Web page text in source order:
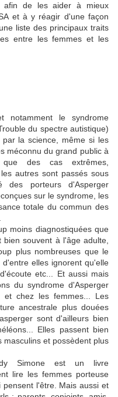
afin de les aider à mieux
et à y réagir d'une façon
liste des principaux traits
entre les femmes et les
notamment le syndrome
du spectre autistique)
la science, même si les
méconnu du grand public à
des cas extrêmes,
autres sont passés sous
porteurs d'Asperger
sur le syndrome, les
totale du commun des
moins diagnostiquées que
souvent à l'âge adulte,
plus nombreuses que le
elles ignorent qu'elle
etc... Et aussi mais
du syndrome d'Asperger
et chez les femmes... Les
ancestrale plus douées
sont d'ailleurs bien
Elles passent bien
et possèdent plus
Simone est un livre
lire les femmes porteuse
l'être. Mais aussi et